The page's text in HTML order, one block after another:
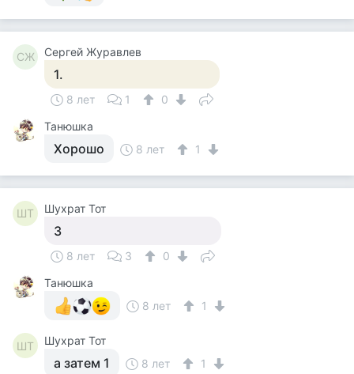
СЖ Сергей Журавлев
1.
8 лет 1
0
Танюшка
Хорошо 8 лет 1
ШТ Шухрат Тот
3
8 лет 3
0
Танюшка
8 лет
1
ШТ Шухрат Тот
а затем 1 8 лет 1